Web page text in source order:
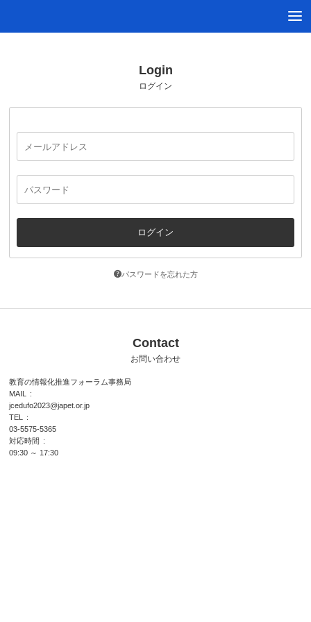
Login
ログイン
パスワードを忘れた方
Contact
お問い合わせ
教育の情報化推進フォーラム事務局
MAIL
jcedufo2023@japet.or.jp
TEL
03-5575-5365
対応時間
09:30 ～ 17:30